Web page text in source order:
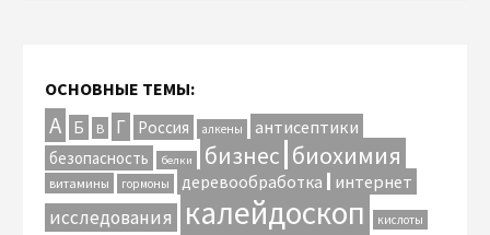
ОСНОВНЫЕ ТЕМЫ:
А Б В Г Россия алкены антисептики
безопасность белки бизнес биохимия
витамины гормоны деревообработка интернет
исследования калейдоскоп кислоты